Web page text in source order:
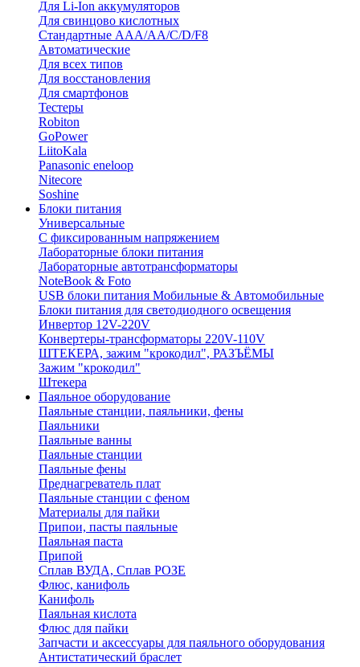
Для Li-Ion аккумуляторов
Для свинцово кислотных
Стандартные ААА/АА/С/D/F8
Автоматические
Для всех типов
Для восстановления
Для смартфонов
Тестеры
Robiton
GoPower
LiitoKala
Panasonic eneloop
Nitecore
Soshine
Блоки питания
Универсальные
C фиксированным напряжением
Лабораторные блоки питания
Лабораторные автотрансформаторы
NoteBook & Foto
USB блоки питания Мобильные & Автомобильные
Блоки питания для светодиодного освещения
Инвертор 12V-220V
Конвертеры-трансформаторы 220V-110V
ШТЕКЕРА, зажим "крокодил", РАЗЪЁМЫ
Зажим "крокодил"
Штекера
Паяльное оборудование
Паяльные станции, паяльники, фены
Паяльники
Паяльные ванны
Паяльные станции
Паяльные фены
Преднагреватель плат
Паяльные станции с феном
Материалы для пайки
Припои, пасты паяльные
Паяльная паста
Припой
Сплав ВУДА, Сплав РОЗЕ
Флюс, канифоль
Канифоль
Паяльная кислота
Флюс для пайки
Запчасти и аксессуары для паяльного оборудования
Антистатический браслет